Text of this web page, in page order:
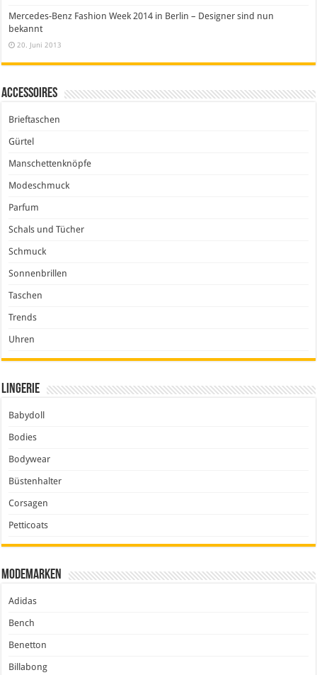
Mercedes-Benz Fashion Week 2014 in Berlin – Designer sind nun
bekannt
20. Juni 2013
Accessoires
Brieftaschen
Gürtel
Manschettenknöpfe
Modeschmuck
Parfum
Schals und Tücher
Schmuck
Sonnenbrillen
Taschen
Trends
Uhren
Lingerie
Babydoll
Bodies
Bodywear
Büstenhalter
Corsagen
Petticoats
Modemarken
Adidas
Bench
Benetton
Billabong